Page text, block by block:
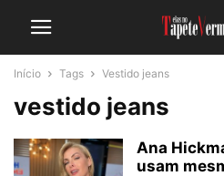
Início Tags Vestido jeans
vestido jeans
Ana
usam